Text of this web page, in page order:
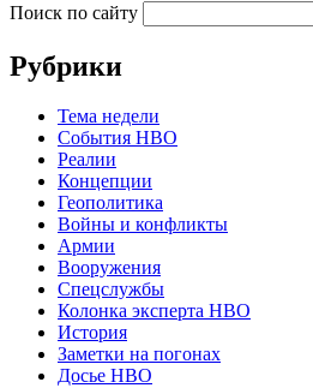
Поиск по сайту
Рубрики
Тема недели
События НВО
Реалии
Концепции
Геополитика
Войны и конфликты
Армии
Вооружения
Спецслужбы
Колонка эксперта НВО
История
Заметки на погонах
Досье НВО